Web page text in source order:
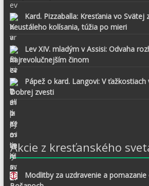
Kard. Pizzaballa: Kresťania vo Svätej
neustáleho kolísania, túžia po mieri
Lev XIV. mladým v Assisi: Odvaha
najrevolučnejším činom
Pápež o kard. Langovi: V
Dobrej zvesti
Akcie z kresťanského
Modlitby za uzdravenie a